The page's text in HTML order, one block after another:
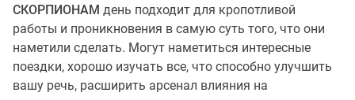
СКОРПИОНАМ день подходит для кропотливой
работы и проникновения в самую суть того, что они
наметили сделать. Могут наметиться интересные
поездки, хорошо изучать все, что способно улучшить
вашу речь, расширить арсенал влияния на